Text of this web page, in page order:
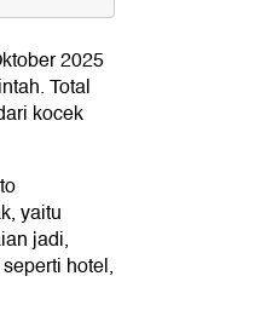
2025
Total
kocek
yaitu
jadi,
hotel,